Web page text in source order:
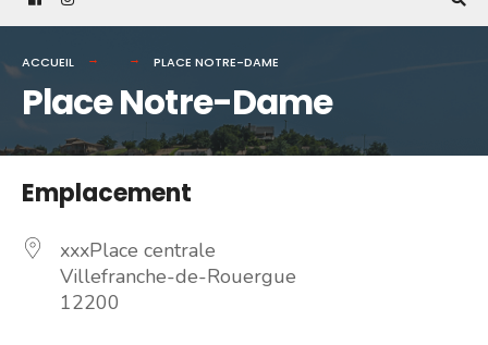
ACCUEIL PLACE NOTRE-DAME
Place Notre-Dame
Emplacement
xxxPlace centrale
Villefranche-de-Rouergue
12200